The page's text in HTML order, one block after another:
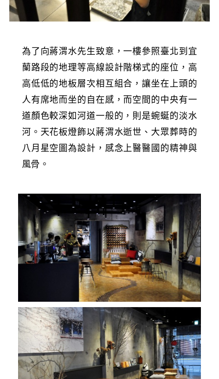
為了向蔣渭水先生致意，一樓參照臺北到宜
蘭路段的地理等高線設計階梯式的座位，高
高低低的地板層次相互組合，讓坐在上頭的
人有席地而坐的自在感，而空間的中央有一
道顏色較深如河道一般的，則是蜿蜒的淡水
河。天花板燈飾以蔣渭水逝世、大眾葬時的
八月星空圖為設計，感念上醫醫國的精神與
風骨。